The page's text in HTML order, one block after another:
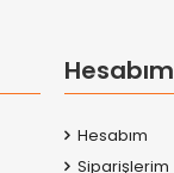
Hesabım
Hesabım
Siparişlerim